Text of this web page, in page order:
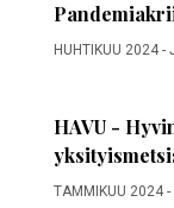
HUHTIKUU 2024 -
HAVU -
TAMMIKUU 2024 -